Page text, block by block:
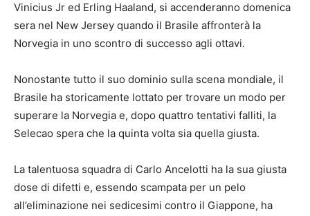
Vinicius Jr ed Erling Haaland, si accenderanno domenica
sera nel New Jersey quando il Brasile affronterà la
Norvegia in uno scontro di successo agli ottavi.
Nonostante tutto il suo dominio sulla scena mondiale, il
Brasile ha storicamente lottato per trovare un modo per
superare la Norvegia e, dopo quattro tentativi falliti, la
Selecao spera che la quinta volta sia quella giusta.
La talentuosa squadra di Carlo Ancelotti ha la sua giusta
dose di difetti e, essendo scampata per un pelo
all’eliminazione nei sedicesimi contro il Giappone, ha